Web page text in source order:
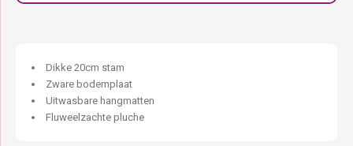
Dikke 20cm stam
Zware bodemplaat
Uitwasbare hangmatten
Fluweelzachte pluche